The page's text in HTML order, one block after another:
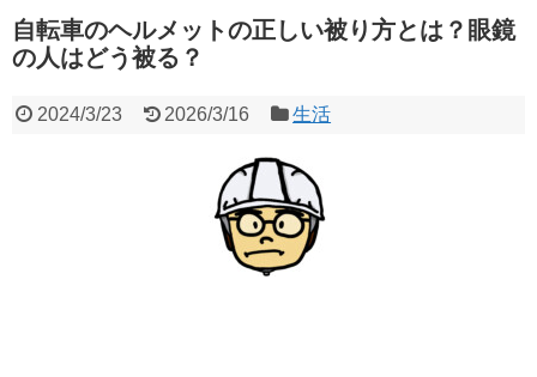
自転車のヘルメットの正しい被り方とは？眼鏡
の人はどう被る？
2024/3/23 2026/3/16 生活